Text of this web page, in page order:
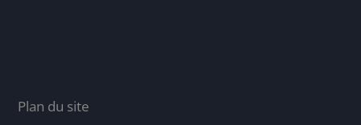
Plan du site